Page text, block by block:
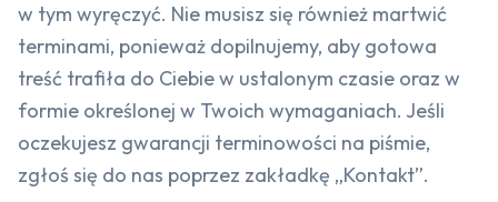
w tym wyręczyć. Nie musisz się również martwić
terminami, ponieważ dopilnujemy, aby gotowa
treść trafiła do Ciebie w ustalonym czasie oraz w
formie określonej w Twoich wymaganiach. Jeśli
oczekujesz gwarancji terminowości na piśmie,
zgłoś się do nas poprzez zakładkę „Kontakt”.